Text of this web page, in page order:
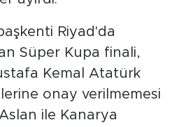
Riyad'da
Süper Kupa finali,
Kemal Atatürk
onay verilmemesi
ile Kanarya